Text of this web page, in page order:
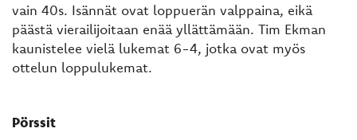
vain 40s. Isännät ovat loppuerän valppaina, eikä
päästä vierailijoitaan enää yllättämään. Tim Ekman
kaunistelee vielä lukemat 6-4, jotka ovat myös
ottelun loppulukemat.
Pörssit